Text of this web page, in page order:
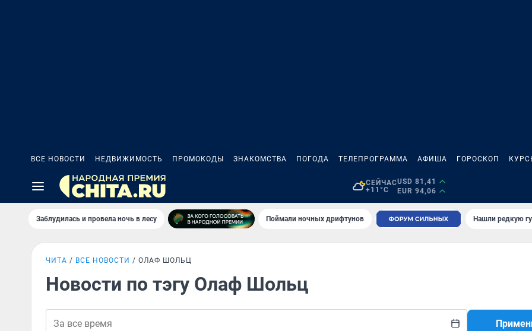
ВСЕ НОВОСТИ НЕДВИЖИМОСТЬ ПРОМОКОДЫ ЗНАКОМСТВА ПОГОДА ТЕЛЕПРОГРАММА АФИША ГОРОСКОП
СЕЙЧАС
+11°C
USD 81,41
EUR 94,06
Заблудилась и провела ночь в лесу Поймали ночных дрифтунов Нашли редкую
ЧИТА ВСЕ НОВОСТИ ОЛАФ ШОЛЬЦ
Новости по тэгу Олаф Шольц